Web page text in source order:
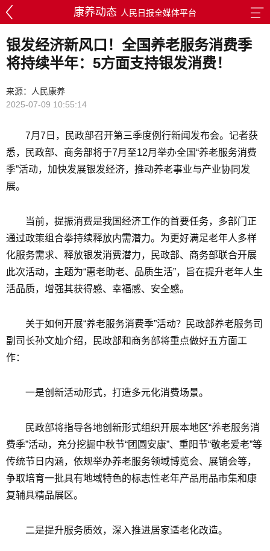
康养动态 人民日报全媒体平台
银发经济新风口！全国养老服务消费季
将持续半年：5方面支持银发消费！
来源：人民康养
2025-07-09 10:55:14
7月7日，民政部召开第三季度例行新闻发布会。记者获
悉，民政部、商务部将于7月至12月举办全国“养老服务消费
季”活动，加快发展银发经济，推动养老事业与产业协同发
展。
当前，提振消费是我国经济工作的首要任务，多部门正
通过政策组合拳持续释放内需潜力。为更好满足老年人多样
化服务需求、释放银发消费潜力，民政部、商务部联合开展
此次活动，主题为“惠老助老、品质生活”，旨在提升老年人生
活品质，增强其获得感、幸福感、安全感。
关于如何开展“养老服务消费季”活动？民政部养老服务司
副司长孙文灿介绍，民政部和商务部将重点做好五方面工
作：
一是创新活动形式，打造多元化消费场景。
民政部将指导各地创新形式组织开展本地区“养老服务消
费季”活动，充分挖掘中秋节“团圆安康”、重阳节“敬老爱老”等
传统节日内涵，依规举办养老服务领域博览会、展销会等，
争取培育一批具有地域特色的标志性老年产品用品市集和康
复辅具精品展区。
二是提升服务质效，深入推进居家适老化改造。